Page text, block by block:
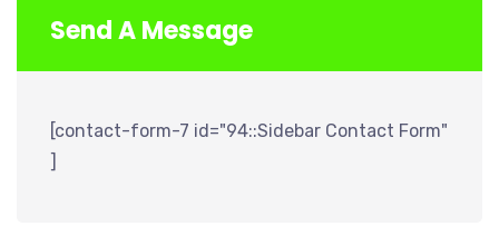
Send A Message
[contact-form-7 id="94::Sidebar Contact Form"
]